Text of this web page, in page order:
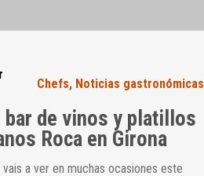
Chefs, Noticias gastronómicas
bar de vinos y platillos
Roca en Girona
a ver en muchas ocasiones este